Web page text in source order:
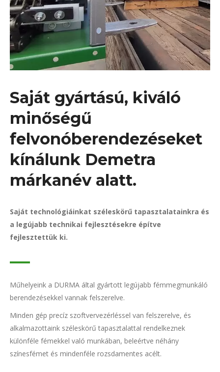
Saját gyártású, kiváló
minőségű
felvonóberendezéseket
kínálunk Demetra
márkanév alatt.
Saját technológiáinkat széleskörű tapasztalatainkra és
a legújabb technikai fejlesztésekre építve
fejlesztettük ki.
Műhelyeink a DURMA által gyártott legújabb fémmegmunkáló
berendezésekkel vannak felszerelve.
Minden gép precíz szoftvervezérléssel van felszerelve, és
alkalmazottaink széleskörű tapasztalattal rendelkeznek
különféle fémekkel való munkában, beleértve néhány
színesfémet és mindenféle rozsdamentes acélt.